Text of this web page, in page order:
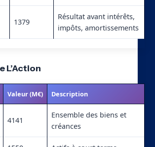
1379
Résultat avant intérêts,
impôts, amortissements
L’Action
Valeur (M€) Description
4141
Ensemble des biens et
créances